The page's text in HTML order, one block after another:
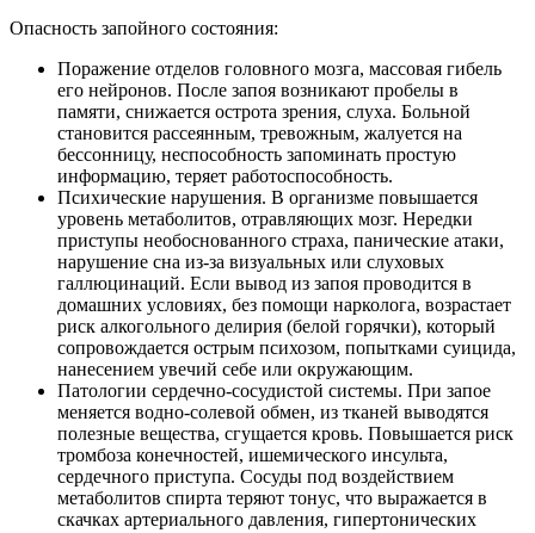
Опасность запойного состояния:
Поражение отделов головного мозга, массовая гибель
его нейронов. После запоя возникают пробелы в
памяти, снижается острота зрения, слуха. Больной
становится рассеянным, тревожным, жалуется на
бессонницу, неспособность запоминать простую
информацию, теряет работоспособность.
Психические нарушения. В организме повышается
уровень метаболитов, отравляющих мозг. Нередки
приступы необоснованного страха, панические атаки,
нарушение сна из-за визуальных или слуховых
галлюцинаций. Если вывод из запоя проводится в
домашних условиях, без помощи нарколога, возрастает
риск алкогольного делирия (белой горячки), который
сопровождается острым психозом, попытками суицида,
нанесением увечий себе или окружающим.
Патологии сердечно-сосудистой системы. При запое
меняется водно-солевой обмен, из тканей выводятся
полезные вещества, сгущается кровь. Повышается риск
тромбоза конечностей, ишемического инсульта,
сердечного приступа. Сосуды под воздействием
метаболитов спирта теряют тонус, что выражается в
скачках артериального давления, гипертонических